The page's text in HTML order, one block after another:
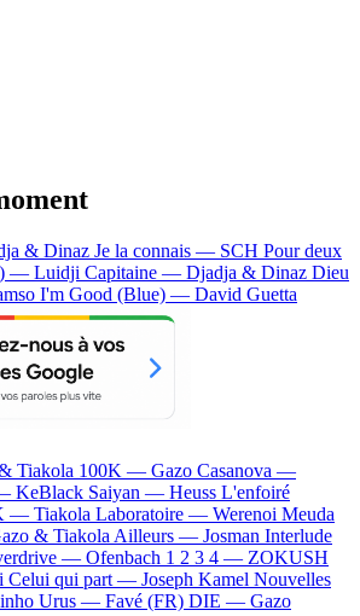
& Dinaz Je la connais — SCH Pour deux
— Luidji Capitaine — Djadja & Dinaz Dieu
I'm Good (Blue) — David Guetta
Tiakola 100K — Gazo Casanova —
KeBlack Saiyan — Heuss L'enfoiré
— Tiakola Laboratoire — Werenoi Meuda
& Tiakola Ailleurs — Josman Interlude
— Ofenbach 1 2 3 4 — ZOKUSH
Celui qui part — Joseph Kamel Nouvelles
Urus — Favé (FR) DIE — Gazo